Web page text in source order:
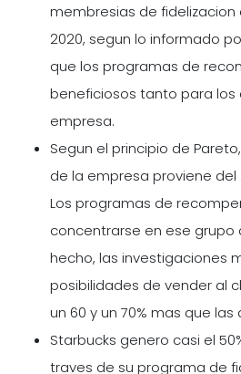
membresias de fidelizacion
2020, segun lo informado
que los programas de
beneficiosos tanto para
empresa.
Segun el principio de
de la empresa proviene del
Los programas de
concentrarse en ese grupo
hecho, las investigaciones
posibilidades de vender al
un 60 y un 70% mas que
Starbucks genero casi el
traves de su programa de